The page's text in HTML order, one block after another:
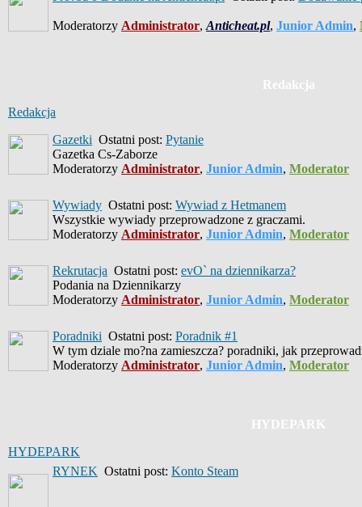
Moderatorzy Administrator, Anticheat.pl, Junior Admin,
Redakcja
Redakcja
Gazetki Ostatni post: Pytanie
Gazetka Cs-Zaborze
Moderatorzy Administrator, Junior Admin, Moderator
Wywiady Ostatni post: Wywiad z Hetmanem
Wszystkie wywiady przeprowadzone z graczami.
Moderatorzy Administrator, Junior Admin, Moderator
Rekrutacja Ostatni post: evO` na dziennikarza?
Podania na Dziennikarzy
Moderatorzy Administrator, Junior Admin, Moderator
Poradniki Ostatni post: Poradnik #1
W tym dziale mo?na zamieszcza? poradniki, jak
Moderatorzy Administrator, Junior Admin, Moderator
HYDEPARK
HYDEPARK
RYNEK Ostatni post: Konto Steam